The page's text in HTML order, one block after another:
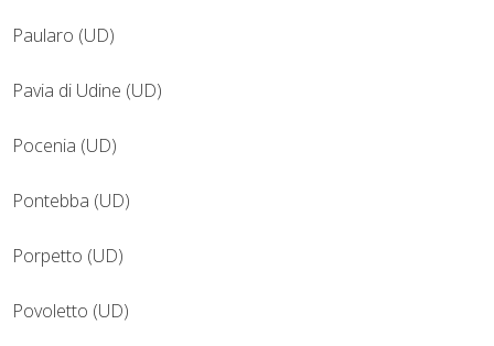
Paularo (UD)
Pavia di Udine (UD)
Pocenia (UD)
Pontebba (UD)
Porpetto (UD)
Povoletto (UD)